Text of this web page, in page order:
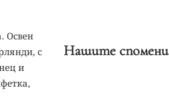
Освен
с
и
Нашите спомени